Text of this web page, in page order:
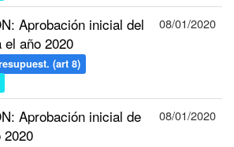
Aprobación inicial del
el año 2020
(art 8)
08/01/2020
Aprobación inicial de
08/01/2020